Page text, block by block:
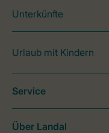
Unterkünfte
Urlaub mit Kindern
Service
Über Landal